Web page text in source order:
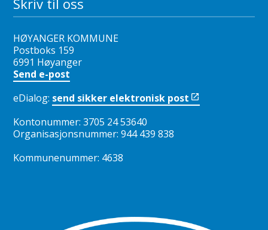
Skriv til oss
HØYANGER KOMMUNE
Postboks 159
6991 Høyanger
Send e-post
eDialog: send sikker elektronisk post
Kontonummer: 3705 24 53640
Organisasjonsnummer: 944 439 838
Kommunenummer: 4638